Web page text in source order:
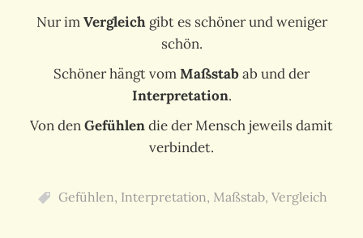
Nur imVergleichgibt es schöner und weniger
schön.
Schöner hängt vomMaßstabab und der
Interpretation.
Von denGefühlendie der Mensch jeweils damit
verbindet.
Gefühlen, Interpretation, Maßstab, Vergleich